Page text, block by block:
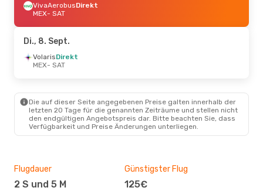
VivaAerobusDirekt
MEX- SAT
SAT- MEX
VivaAerobusDirekt
MEX- SAT
Di., 8. Sept.
VolarisDirekt
MEX- SAT
Die auf dieser Seite angegebenen Preise galten innerhalb der
letzten 20 Tage für die genannten Zeiträume und stellen nicht
den endgültigen Angebotspreis dar. Bitte beachten Sie, dass
Verfügbarkeit und Preise Änderungen unterliegen.
Flugdauer
2 S und 5 M
Günstigster Flug
125€